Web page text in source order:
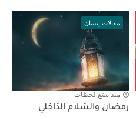
مقالات إنسان
منذ بضع لحظات
رمضان والسّلام الدّاخلي